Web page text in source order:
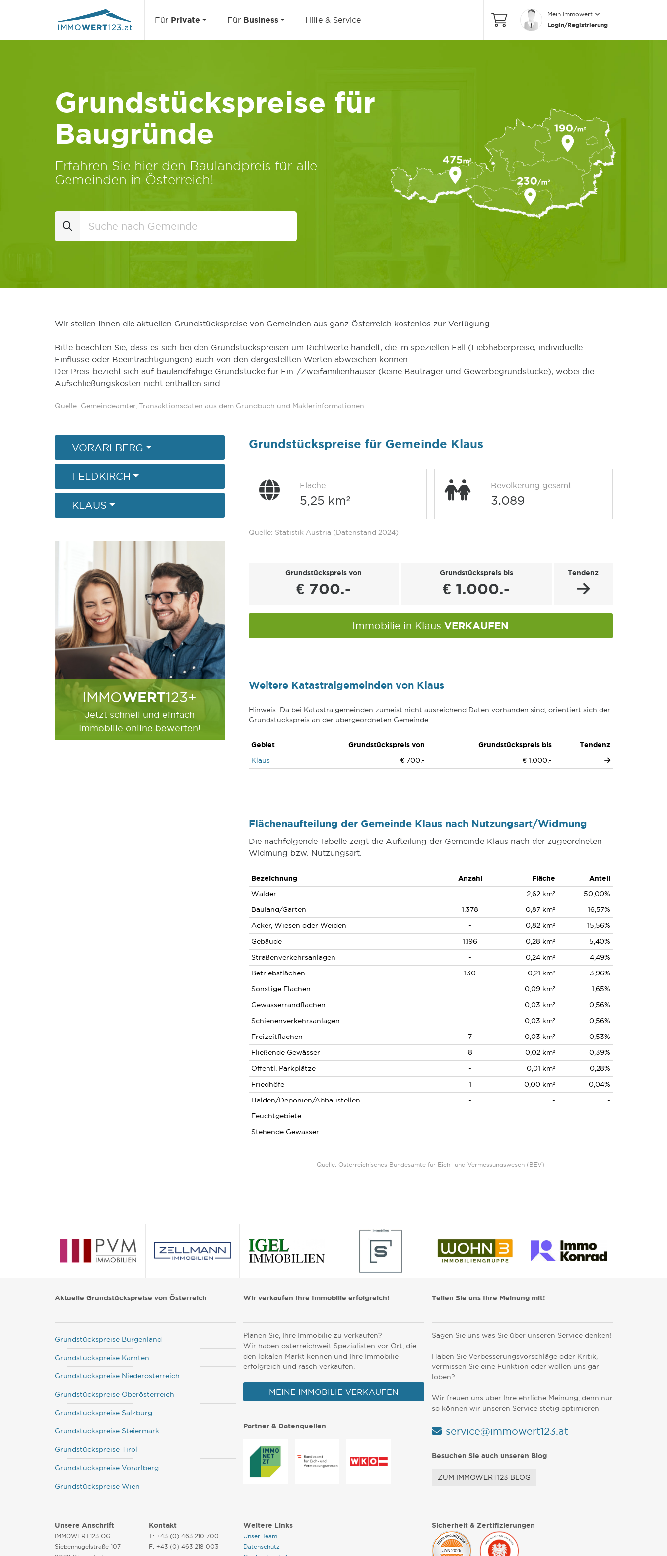
Für Private Für Business Hilfe & Service
Mein Immowert
Login/Registrierung
Grundstückspreise für
Baugründe
Erfahren Sie hier den Baulandpreis für alle
Gemeinden in Österreich!
Wir stellen Ihnen die aktuellen Grundstückspreise von Gemeinden aus ganz Österreich kostenlos zur Verfügung.
Bitte beachten Sie, dass es sich bei den Grundstückspreisen um Richtwerte handelt, die im speziellen Fall (Liebhaberpreise, individuelle
Einflüsse oder Beeinträchtigungen) auch von den dargestellten Werten abweichen können.
Der Preis bezieht sich auf baulandfähige Grundstücke für Ein-/Zweifamilienhäuser (keine Bauträger und Gewerbegrundstücke), wobei die
Aufschließungskosten nicht enthalten sind.
Quelle: Gemeindeämter, Transaktionsdaten aus dem Grundbuch und Maklerinformationen
VORARLBERG
FELDKIRCH
KLAUS
IMMOWERT123+
Jetzt schnell und einfach
Immobilie online bewerten!
Grundstückspreise für Gemeinde Klaus
Fläche
5,25 km²
Bevölkerung gesamt
3.089
Quelle: Statistik Austria (Datenstand 2024)
Grundstückspreis von
€ 700.-
Grundstückspreis bis
€ 1.000.-
Tendenz
Immobilie in Klaus VERKAUFEN
Weitere Katastralgemeinden von Klaus
Hinweis: Da bei Katastralgemeinden zumeist nicht ausreichend Daten vorhanden sind, orientiert sich der
Grundstückspreis an der übergeordneten Gemeinde.
Gebiet Grundstückspreis von Grundstückspreis bis
Tendenz
Klaus
€ 700.- € 1.000.-
Flächenaufteilung der Gemeinde Klaus nach Nutzungsart/Widmung
Die nachfolgende Tabelle zeigt die Aufteilung der Gemeinde Klaus nach der zugeordneten
Widmung bzw. Nutzungsart.
Bezeichnung Anzahl Fläche
Anteil
Wälder
- 2,62 km²
50,00%
Bauland/Gärten
1.378 0,87 km²
16,57%
Äcker, Wiesen oder Weiden
- 0,82 km²
15,56%
Gebäude
1.196 0,28 km²
5,40%
Straßenverkehrsanlagen
- 0,24 km²
4,49%
Betriebsflächen
130 0,21 km²
3,96%
Sonstige Flächen
- 0,09 km²
1,65%
Gewässerrandflächen
- 0,03 km²
0,56%
Schienenverkehrsanlagen
- 0,03 km²
0,56%
Freizeitflächen
7 0,03 km²
0,53%
Fließende Gewässer
8 0,02 km²
0,39%
Öffentl. Parkplätze
- 0,01 km²
0,28%
Friedhöfe
1 0,00 km²
0,04%
Halden/Deponien/Abbaustellen
- -
-
Feuchtgebiete
- -
-
Stehende Gewässer
- - -
Quelle: Österreichisches Bundesamte für Eich- und Vermessungswesen (BEV)
Aktuelle Grundstückspreise von Österreich
Grundstückspreise Burgenland
Grundstückspreise Kärnten
Grundstückspreise Niederösterreich
Grundstückspreise Oberösterreich
Grundstückspreise Salzburg
Grundstückspreise Steiermark
Grundstückspreise Tirol
Grundstückspreise Vorarlberg
Grundstückspreise Wien
Wir verkaufen Ihre Immobilie erfolgreich!
Planen Sie, Ihre Immobilie zu verkaufen?
Wir haben österreichweit Spezialisten vor Ort, die
den lokalen Markt kennen und Ihre Immobilie
erfolgreich und rasch verkaufen.
MEINE IMMOBILIE VERKAUFEN
Partner & Datenquellen
Teilen Sie uns Ihre Meinung mit!
Sagen Sie uns was Sie über unseren Service denken!
Haben Sie Verbesserungsvorschläge oder Kritik,
vermissen Sie eine Funktion oder wollen uns gar
loben?
Wir freuen uns über Ihre ehrliche Meinung, denn nur
so können wir unseren Service stetig optimieren!
service@immowert123.at
Besuchen Sie auch unseren Blog
ZUM IMMOWERT123 BLOG
Unsere Anschrift
IMMOWERT123 OG
Siebenhügelstraße 107
Kontakt
T: +43 (0) 463 210 700
F: +43 (0) 463 218 003
Weitere Links
Unser Team
Datenschutz
Sicherheit & Zertifizierungen